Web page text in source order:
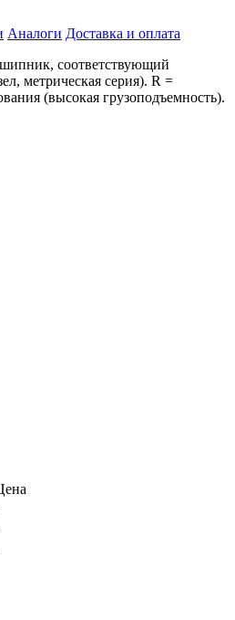
Аналоги Доставка и оплата
соответствующий
метрическая серия). R =
(высокая грузоподъемность).